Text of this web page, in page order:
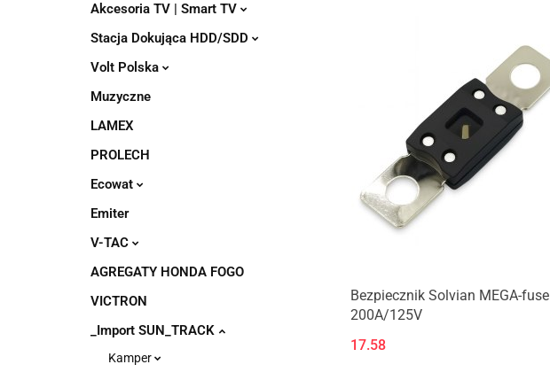
Akcesoria TV | Smart TV
Stacja Dokująca HDD/SDD
Volt Polska
Muzyczne
LAMEX
PROLECH
Ecowat
Emiter
V-TAC
AGREGATY HONDA FOGO
VICTRON
_Import SUN_TRACK
Kamper
Produkt niedostępny
Bezpiecznik Solvian MEGA-fuse
200A/125V
17.58